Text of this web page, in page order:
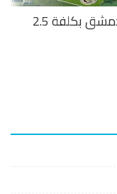
منح رخصة تشييد لمجمع سياحي بريف دمشق بكلفة 2.5